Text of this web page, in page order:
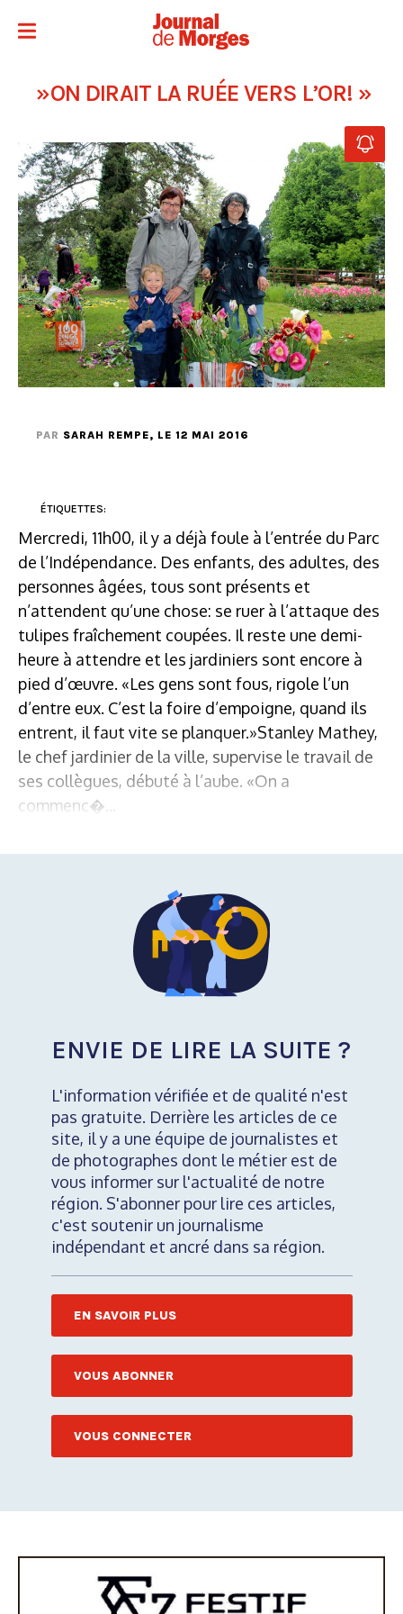
»ON DIRAIT LA RUÉE VERS L’OR! »
PAR SARAH REMPE, LE 12 MAI 2016
ÉTIQUETTES:
Mercredi, 11h00, il y a déjà foule à l’entrée du Parc
de l’Indépendance. Des enfants, des adultes, des
personnes âgées, tous sont présents et
n’attendent qu’une chose: se ruer à l’attaque des
tulipes fraîchement coupées. Il reste une demi-
heure à attendre et les jardiniers sont encore à
pied d’œuvre. «Les gens sont fous, rigole l’un
d’entre eux. C’est la foire d’empoigne, quand ils
entrent, il faut vite se planquer.»Stanley Mathey,
le chef jardinier de la ville, supervise le travail de
ses collègues, débuté à l’aube. «On a
commenc�...
ENVIE DE LIRE LA SUITE ?
L'information vérifiée et de qualité n'est
pas gratuite. Derrière les articles de ce
site, il y a une équipe de journalistes et
de photographes dont le métier est de
vous informer sur l'actualité de notre
région. S'abonner pour lire ces articles,
c'est soutenir un journalisme
indépendant et ancré dans sa région.
EN SAVOIR PLUS
VOUS ABONNER
VOUS CONNECTER